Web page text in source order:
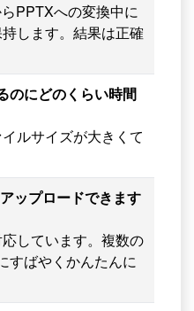
PPTXへの変換中に
します。結果は正確
のにどのくらい時間
ルサイズが大きくて
ップロードできます
しています。複数の
すばやくかんたんに